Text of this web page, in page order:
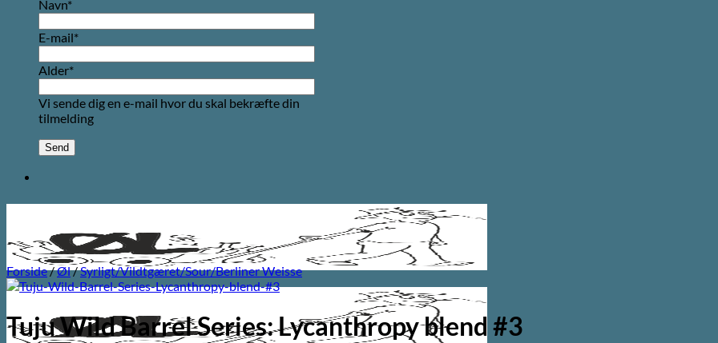
Navn*
E-mail*
Alder*
Vi sende dig en e-mail hvor du skal bekræfte din
tilmelding
Forside/Øl/Syrligt/Vildtgæret/Sour/Berliner Weisse
Tuju Wild Barrel Series: Lycanthropy blend #3